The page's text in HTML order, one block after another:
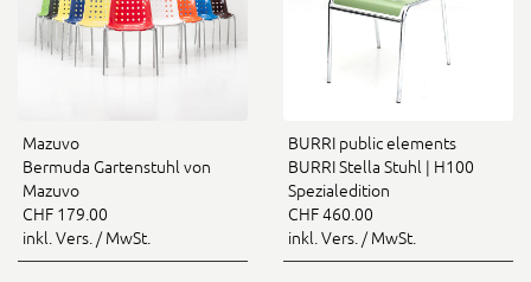
Mazuvo
Bermuda Gartenstuhl von
Mazuvo
CHF 179.00
inkl. Vers. / MwSt.
BURRI public elements
BURRI Stella Stuhl | H100
Spezialedition
CHF 460.00
inkl. Vers. / MwSt.